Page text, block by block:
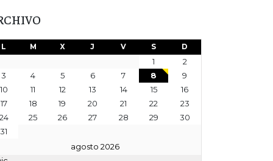
agosto 2026
L M X J V S D
1
2
3
4 5 6 7 8
9
10
11 12 13 14 15
16
17
18 19 20 21 22
23
25 26 27 28 29
30
31